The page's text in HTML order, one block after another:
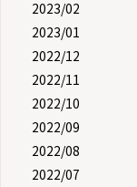
2023/02
2023/01
2022/12
2022/11
2022/10
2022/09
2022/08
2022/07